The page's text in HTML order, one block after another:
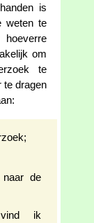
is
weten te
om
te
te dragen
naar de
vind ik